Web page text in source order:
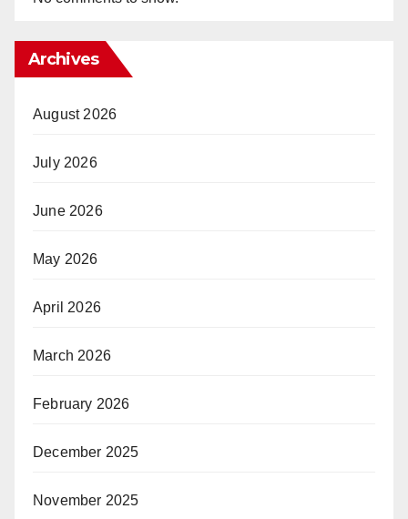
Archives
August 2026
July 2026
June 2026
May 2026
April 2026
March 2026
February 2026
December 2025
November 2025